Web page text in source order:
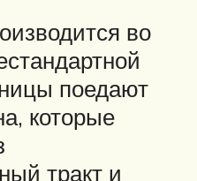
во
поедают
которые
тракт и